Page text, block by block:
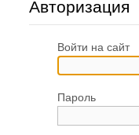
Авторизация
Войти на сайт
Пароль